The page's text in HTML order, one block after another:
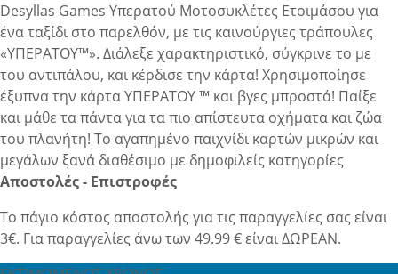
Desyllas Games Υπερατού Μοτοσυκλέτες Ετοιμάσου για
ένα ταξίδι στο παρελθόν, με τις καινούργιες τράπουλες
«ΥΠΕΡΑΤΟΥ™». Διάλεξε χαρακτηριστικό, σύγκρινε το με
του αντιπάλου, και κέρδισε την κάρτα! Χρησιμοποίησε
έξυπνα την κάρτα ΥΠΕΡΑΤΟΥ ™ και βγες μπροστά! Παίξε
και μάθε τα πάντα για τα πιο απίστευτα οχήματα και ζώα
του πλανήτη! Το αγαπημένο παιχνίδι καρτών μικρών και
μεγάλων ξανά διαθέσιμο με δημοφιλείς κατηγορίες
Αποστολές - Επιστροφές
Το πάγιο κόστος αποστολής για τις παραγγελίες σας είναι
3€. Για παραγγελίες άνω των 49.99 € είναι ΔΩΡΕΑΝ.